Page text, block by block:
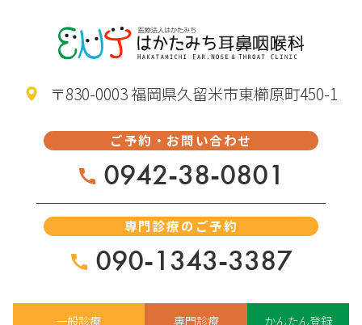
〒830-0003 福岡県久留米市東櫛原町450-1
ご予約・お問い合わせ
0942-38-0801
専門診療のご予約
090-1343-3387
一般診療 専門診療 かんたん登録